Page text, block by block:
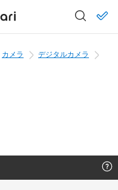
カメラ
デジタルカメラ